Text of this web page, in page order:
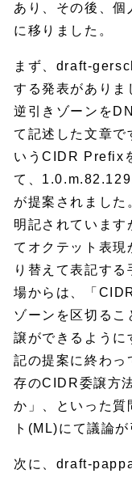
あり、その後、個
に移りました。
まず、draft-
する発表があり
逆引きゾーンを
て記述した文章
いうCIDR Prefix
て、
が提案されました
明記されています
てオクテット表現
り替えて表記す
場からは、「
ゾーンを区切る
譲ができるように
記の提案に終わっ
存のCIDR委譲方
か」、といった質
ト(ML)にて議論
次に、draft-